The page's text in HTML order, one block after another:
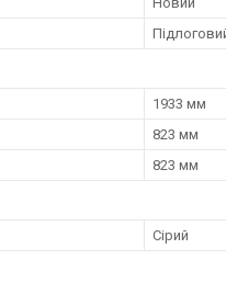
1933 мм
823 мм
823 мм
Сірий